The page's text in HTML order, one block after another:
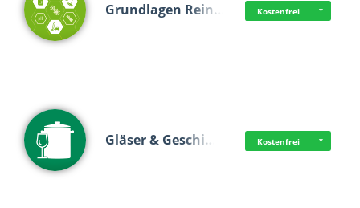
Grundlagen Rein… Kostenfrei
Gläser & Geschi… Kostenfrei